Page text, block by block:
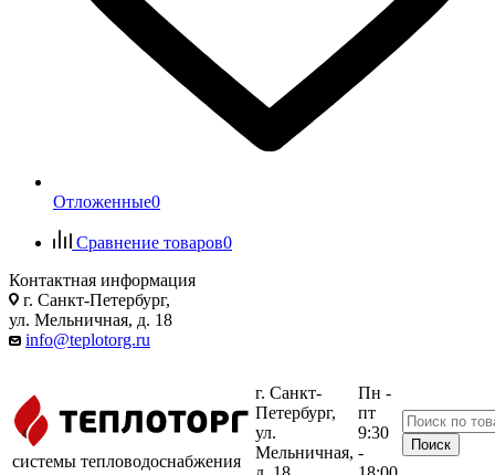
Отложенные0
Сравнение товаров0
Контактная информация
г. Санкт-Петербург,
ул. Мельничная, д. 18
info@teplotorg.ru
системы тепловодоснабжения
г. Санкт-
Петербург,
ул.
Мельничная,
Пн -
пт
9:30
-